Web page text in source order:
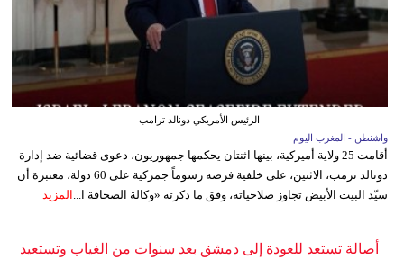
الرئيس الأمريكي دونالد ترامب
واشنطن - المغرب اليوم
أقامت 25 ولاية أميركية، بينها اثنتان يحكمها جمهوريون، دعوى قضائية ضد إدارة
دونالد ترمب، الاثنين، على خلفية فرضه رسوماً جمركية على 60 دولة، معتبرة أن
سيّد البيت الأبيض تجاوز صلاحياته، وفق ما ذكرته «وكالة الصحافة ا... المزيد
أصالة تستعد للعودة إلى دمشق بعد سنوات من الغياب وتستعيد